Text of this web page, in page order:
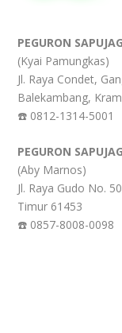
PEGURON
(Kyai Pamungkas)
Jl. Raya Condet,
Balekambang,
☎️ 0812-1314-5001
PEGURON
(Aby Marnos)
Jl. Raya Gudo No.
Timur 61453
☎️ 0857-8008-0098